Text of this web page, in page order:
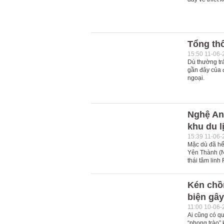
Tổng
15:50 11-06-
Dù thường
gần đây của
ngoại.
Nghệ
khu du
15:39 11-06-
Mặc dù đã
Yên Thành
thái tâm linh
Kén
biện
11:00 10-06-
Ai cũng có